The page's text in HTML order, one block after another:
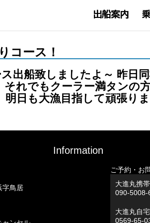
コース！
出船致しましたよ～ 昨日
れでもクーラー満タンの
日も大漁目指して頑張り
Information
字鳥居
ご予約・お
大進丸携帯
090-5008-
大進丸自宅
0569-65-